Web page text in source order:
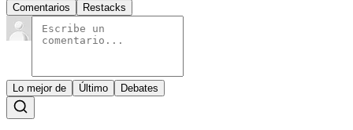
Comentarios Restacks
Lo mejor de Último Debates